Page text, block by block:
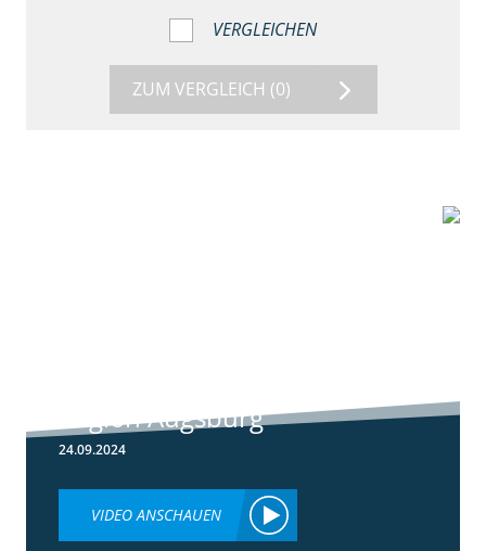
VERGLEICHEN
ZUM VERGLEICH (0)
Region Augsburg
24.09.2024
VIDEO ANSCHAUEN